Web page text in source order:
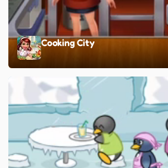
Cooking City